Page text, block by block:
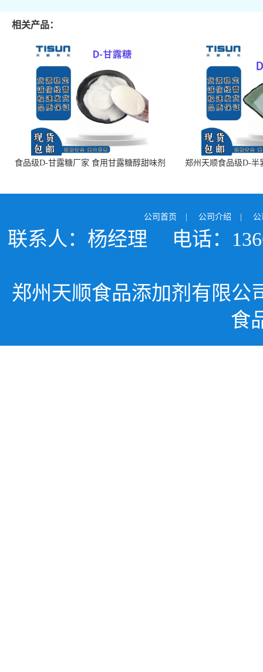
相关产品：
食品级D-甘露糖厂家 食用甘露糖醇甜味剂
郑州天顺食品级D-半
公司首页 | 公司介绍 |
联系人：杨经理 电话：
郑州天顺食品添加剂有限公
食